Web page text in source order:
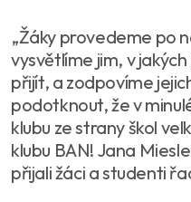
„Žáky provedeme po
vysvětlíme jim, v
přijít, a zodpovíme
podotknout, že v
klubu ze strany škol
klubu BAN! Jana
přijali žáci a studenti